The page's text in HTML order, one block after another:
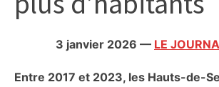
faits
citoyennes
3 janvier 2026 — LE
Entre 2017 et 2023, les Hauts-de-